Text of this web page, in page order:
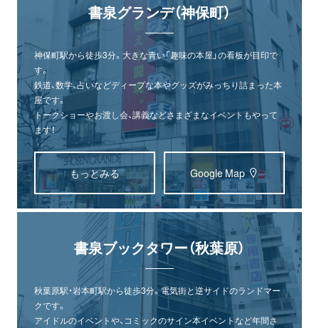
書泉グランデ（神保町）
神保町駅から徒歩3分。大きな青い「趣味の本屋」の看板が目印で
す。
鉄道、数学、占いなどディープな本やグッズがみっちり詰まった本
屋です。
トークショーやお渡し会、講義などさまざまなイベントもやって
ます！
もっとみる Google Map
書泉ブックタワー（秋葉原）
秋葉原駅・岩本町駅から徒歩3分。電気街と逆サイドのランドマー
クです。
アイドルのイベントや、コミックのサイン本イベントなど年間さ